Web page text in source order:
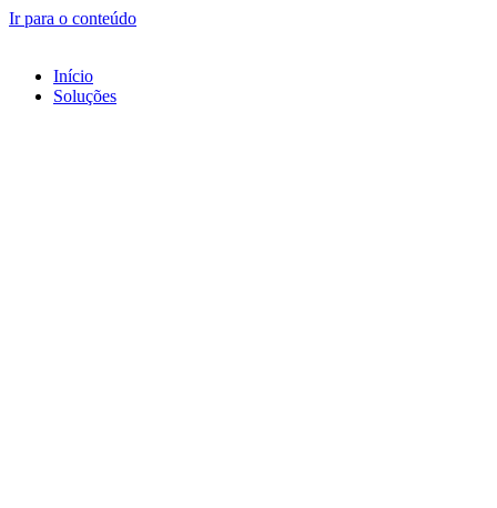
Ir para o conteúdo
Início
Soluções